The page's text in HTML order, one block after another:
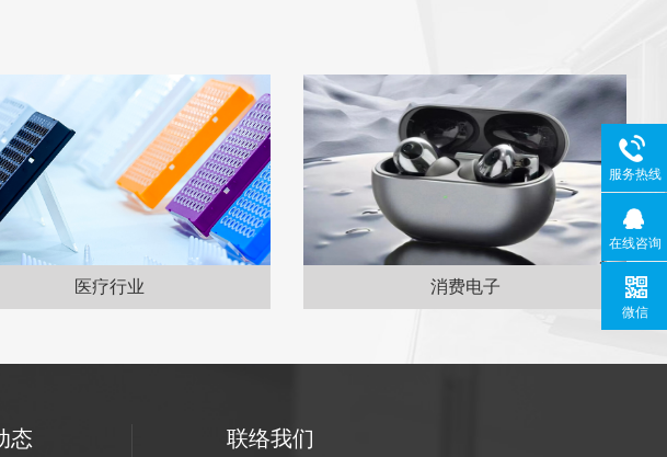
医疗行业 消费电子
态 联络我们
服务热线
在线咨询
微信